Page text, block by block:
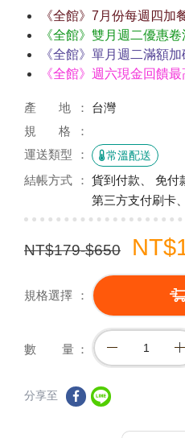
《全館》7月份每週四加
《全館》雙月週二優惠
《全館》單月週二滿額
《全館》週六現金回饋
產 地
台灣
規 格
運送類型
常溫配送
結帳方式
貨到付款、 免付
第三方支付刷卡
NT$179-$650
規格選擇
數 量
分享至